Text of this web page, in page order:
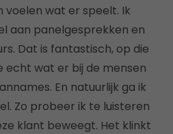
voelen wat er speelt. Ik
aan panelgesprekken en
Dat is fantastisch, op die
echt wat er bij de mensen
En natuurlijk ga ik
Zo probeer ik te luisteren
klant beweegt. Het klinkt